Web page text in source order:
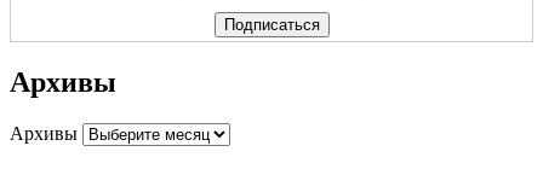
Архивы
Архивы